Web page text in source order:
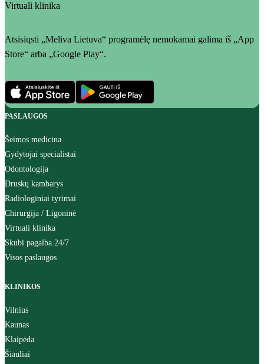
Virtuali klinika
Atsisiųsti „Meliva Lietuva“ programėlę nemokamai galima iš „App
Store“ arba „Google Play“.
PASLAUGOS
Šeimos medicina
Gydytojai specialistai
Odontologija
Druskų kambarys
Radiologiniai tyrimai
Chirurgija / Ligoninė
Virtuali klinika
Skubi pagalba 24/7
Visos paslaugos
KLINIKOS
Vilnius
Kaunas
Klaipėda
Šiauliai